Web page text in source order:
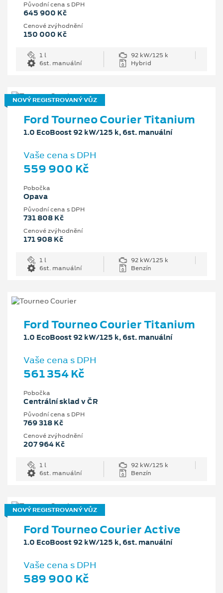
Původní cena s DPH
645 900 Kč
Cenové zvýhodnění
150 000 Kč
1 l
92 kW/125 k
6st. manuální
Hybrid
NOVÝ REGISTROVANÝ VŮZ
Ford Tourneo Courier Titanium
1.0 EcoBoost 92 kW/125 k, 6st. manuální
Vaše cena s DPH
559 900 Kč
Pobočka
Opava
Původní cena s DPH
731 808 Kč
Cenové zvýhodnění
171 908 Kč
1 l
92 kW/125 k
6st. manuální
Benzín
Ford Tourneo Courier Titanium
1.0 EcoBoost 92 kW/125 k, 6st. manuální
Vaše cena s DPH
561 354 Kč
Pobočka
Centrální sklad v ČR
Původní cena s DPH
769 318 Kč
Cenové zvýhodnění
207 964 Kč
1 l
92 kW/125 k
6st. manuální
Benzín
NOVÝ REGISTROVANÝ VŮZ
Ford Tourneo Courier Active
1.0 EcoBoost 92 kW/125 k, 6st. manuální
Vaše cena s DPH
589 900 Kč